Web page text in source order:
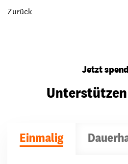
Zurück
Jetzt
Einmalig